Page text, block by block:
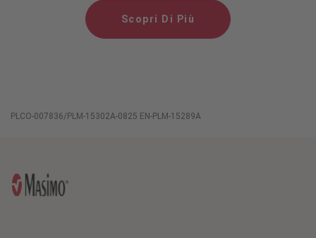
Scopri Di Più
PLCO-007836/PLM-15302A-0825 EN-PLM-15289A